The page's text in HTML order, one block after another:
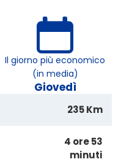
Il giorno più economico
(in media)
Giovedì
235 Km
4 ore 53
minuti